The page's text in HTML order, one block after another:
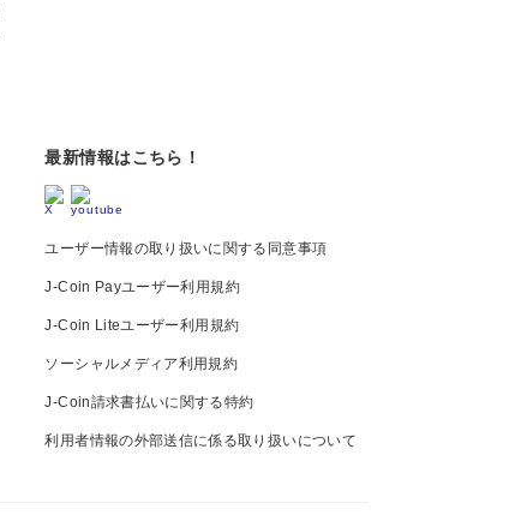
最新情報はこちら！
ユーザー情報の取り扱いに関する同意事項
J-Coin Payユーザー利用規約
J-Coin Liteユーザー利用規約
ソーシャルメディア利用規約
J-Coin請求書払いに関する特約
利用者情報の外部送信に係る取り扱いについて